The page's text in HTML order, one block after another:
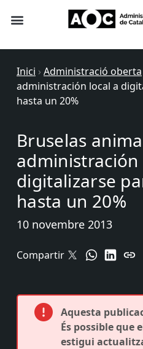
Inici › Administració oberta
administración local a
hasta un 20%
Bruselas
administración
digitalizarse
hasta un 20%
10 novembre 2013
Compartir
Aquesta
És possible que
estigui